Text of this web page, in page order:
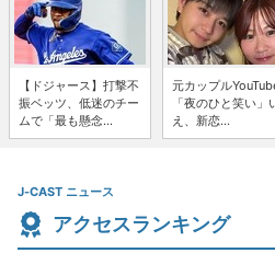
【ドジャース】打撃不
振ベッツ、低迷のチー
ムで「最も懸念...
元カップル
「夜のひと笑い」
え、新恋...
J-CAST ニュース
アクセスランキング